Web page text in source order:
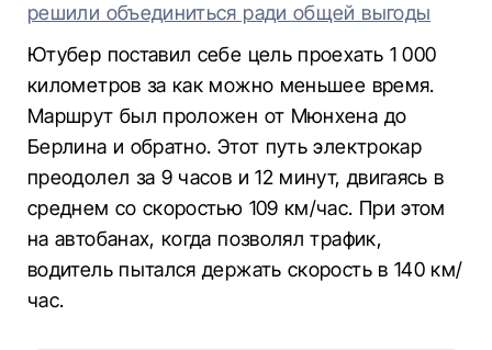
решили объединиться ради общей выгоды
Ютубер поставил себе цель проехать 1 000
километров за как можно меньшее время.
Маршрут был проложен от Мюнхена до
Берлина и обратно. Этот путь электрокар
преодолел за 9 часов и 12 минут, двигаясь в
среднем со скоростью 109 км/час. При этом
на автобанах, когда позволял трафик,
водитель пытался держать скорость в 140 км/
час.